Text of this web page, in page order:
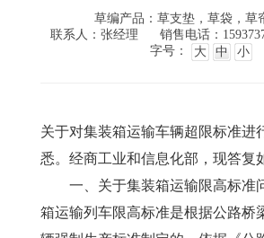
草编产品：草支垫，草袋，草
联系人：张经理
销售电话：
字号：
大 中 小
关于对集装箱运输车辆超限标准进
悉。经商工业和信息化部，现答复
一、关于集装箱运输限高标准
箱运输列车限高标准是根据公路桥